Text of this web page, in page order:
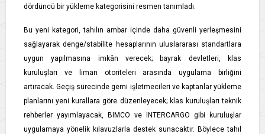
dördüncü bir yükleme kategorisini resmen tanımladı.
Bu yeni kategori, tahılın ambar içinde daha güvenli yerleşmesini
sağlayarak denge/stabilite hesaplarının uluslararası standartlara
uygun yapılmasına imkân verecek; bayrak devletleri, klas
kuruluşları ve liman otoriteleri arasında uygulama birliğini
artıracak. Geçiş sürecinde gemi işletmecileri ve kaptanlar yükleme
planlarını yeni kurallara göre düzenleyecek; klas kuruluşları teknik
rehberler yayımlayacak, BIMCO ve INTERCARGO gibi kuruluşlar
uygulamaya yönelik kılavuzlarla destek sunacaktır. Böylece tahıl